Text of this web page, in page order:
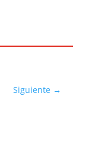
Siguiente→